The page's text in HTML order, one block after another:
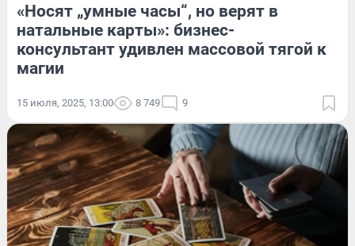
«Носят „умные часы“, но верят в
натальные карты»: бизнес-
консультант удивлен массовой тягой к
магии
15 июля, 2025, 13:00 8 749 9